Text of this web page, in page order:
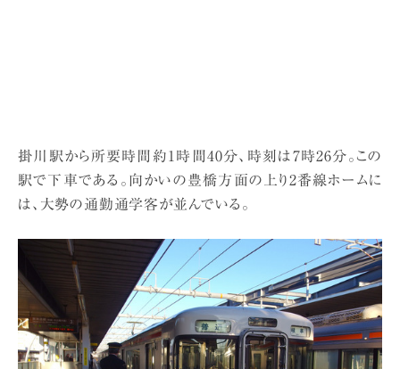
掛川駅から所要時間約1時間40分、時刻は7時26分。この
駅で下車である。向かいの豊橋方面の上り2番線ホームに
は、大勢の通勤通学客が並んでいる。